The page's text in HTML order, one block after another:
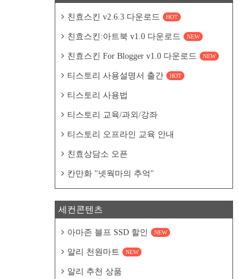
친효스킨 v2.6.3 다운로드 HOT
친효스킨:아트북 v1.0 다운로드 NEW
친효스킨 For Blogger v1.0 다운로드 NEW
티스토리 사용설명서 출간 HOT
티스토리 사용법
티스토리 교육/과외/강좌
티스토리 오프라인 교육 안내
친효상담소 오픈
칸만화 "넷웍마의 추억"
세컨콘텐츠
아마존 블프 SSD 할인 NEW
알리 천원마트 NEW
알리 추천 상품